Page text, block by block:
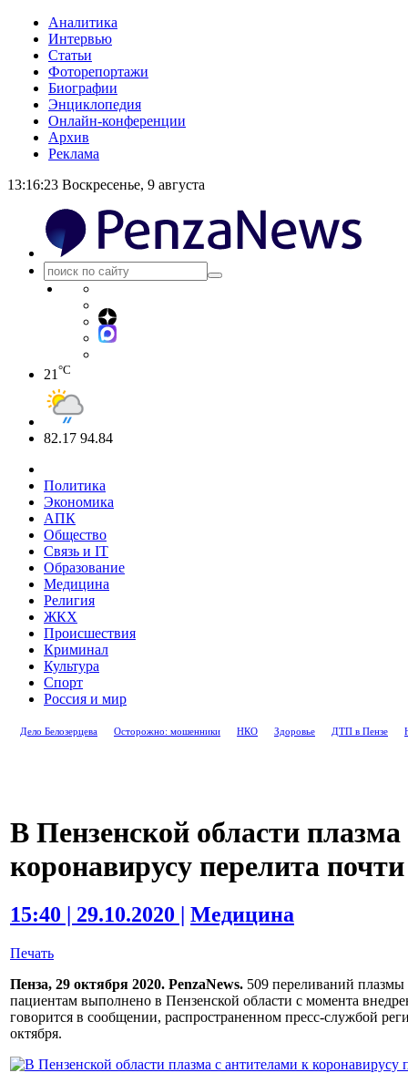
Аналитика
Интервью
Статьи
Фоторепортажи
Биографии
Энциклопедия
Онлайн-конференции
Архив
Реклама
13:16:23 Воскресенье, 9 августа
21 °C
82.17 94.84
Политика
Экономика
АПК
Общество
Связь и IT
Образование
Медицина
Религия
ЖКХ
Происшествия
Криминал
Культура
Спорт
Россия и мир
Дело Белозерцева Осторожно: мошенники НКО Здоровье ДТП в Пензе
В Пензенской области
коронавирусу перелита
15:40 | 29.10.2020 | Медицина
Печать
Пенза, 29 октября 2020. PenzaNews. 509 переливаний плазмы
пациентам выполнено в Пензенской области с момента
говорится в сообщении, распространенном пресс-службой
октября.